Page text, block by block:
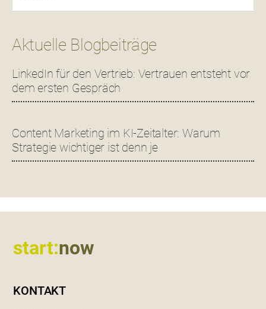
Aktuelle Blogbeiträge
LinkedIn für den Vertrieb: Vertrauen entsteht vor
dem ersten Gespräch
Content Marketing im KI-Zeitalter: Warum
Strategie wichtiger ist denn je
start:now
KONTAKT